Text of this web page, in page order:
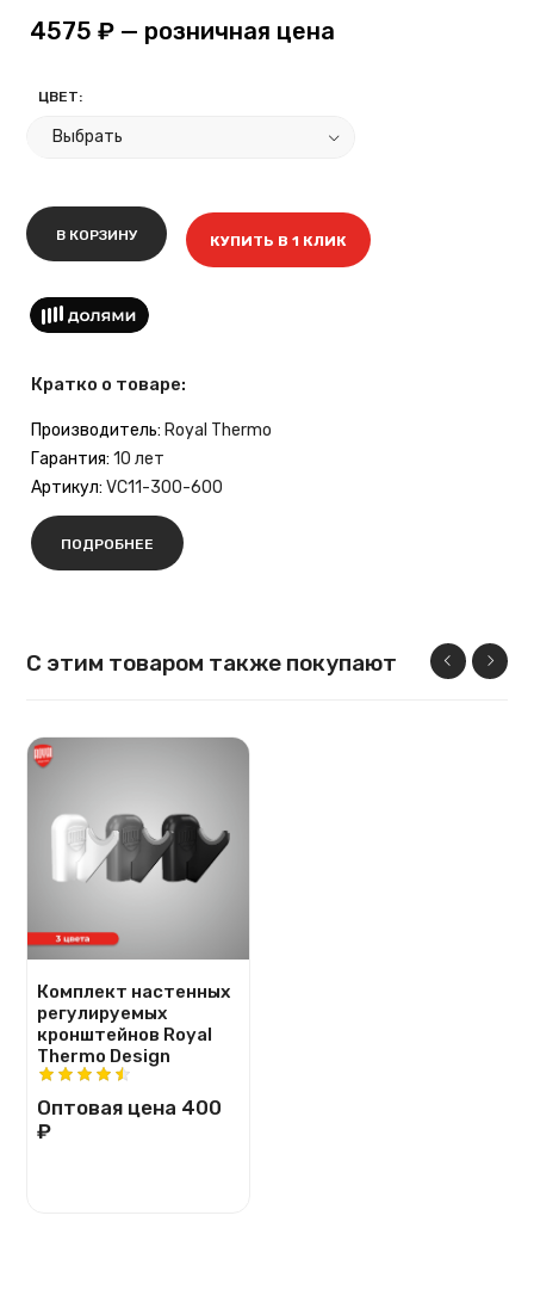
4575 ₽ — розничная цена
ЦВЕТ:
В КОРЗИНУ КУПИТЬ В 1 КЛИК
Кратко о товаре:
Производитель: Royal Thermo
Гарантия: 10 лет
Артикул: VC11-300-600
ПОДРОБНЕЕ
С этим товаром также покупают
Комплект настенных
регулируемых
кронштейнов Royal
Thermo Design
Оптовая цена 400
₽